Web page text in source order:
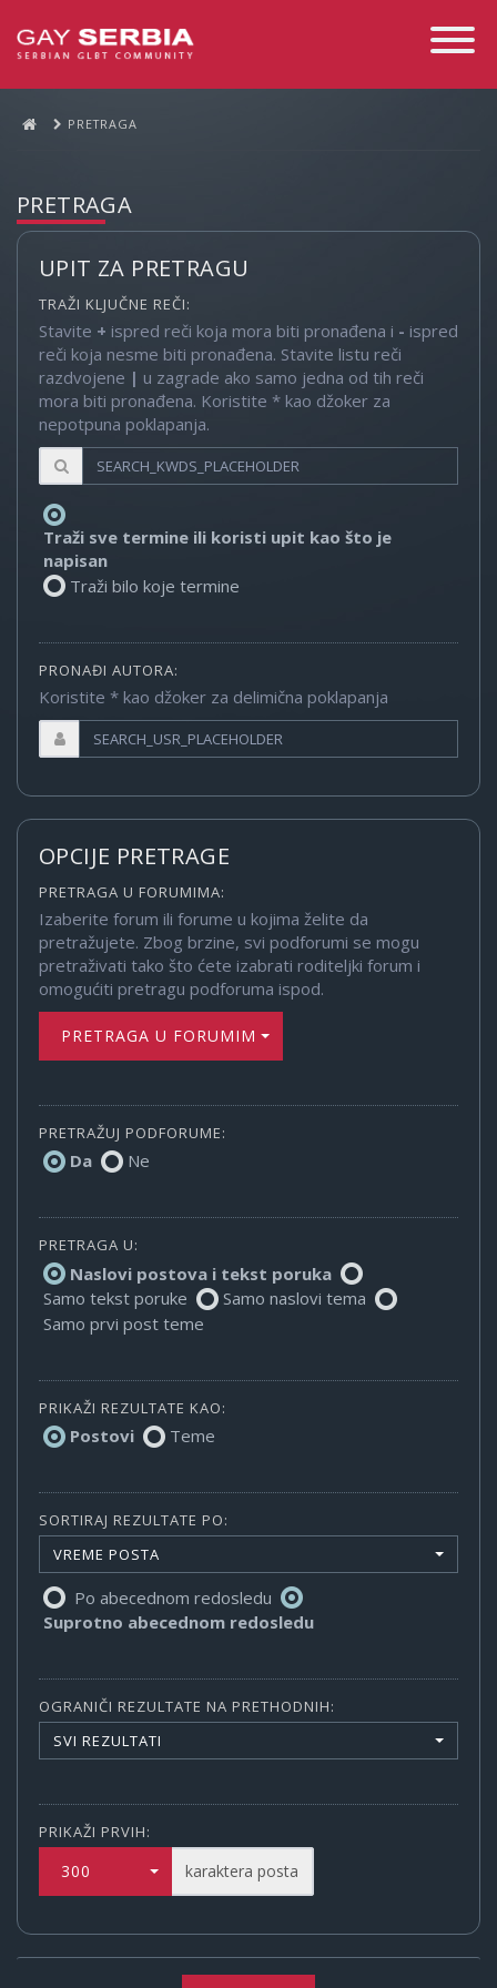
Toggle
PRETRAGA
PRETRAGA
UPIT ZA PRETRAGU
TRAŽI KLJUČNE REČI:
Stavite + ispred reči koja mora biti pronađena i - ispred
reči koja nesme biti pronađena. Stavite listu reči
razdvojene | u zagrade ako samo jedna od tih reči
mora biti pronađena. Koristite * kao džoker za
nepotpuna poklapanja.
Traži sve termine ili koristi upit kao što je
napisan
Traži bilo koje termine
PRONAĐI AUTORA:
Koristite * kao džoker za delimična poklapanja
OPCIJE PRETRAGE
PRETRAGA U FORUMIMA:
Izaberite forum ili forume u kojima želite da
pretražujete. Zbog brzine, svi podforumi se mogu
pretraživati tako što ćete izabrati roditeljki forum i
omogućiti pretragu podforuma ispod.
PRETRAGA U FORUMIMA
PRETRAŽUJ PODFORUME:
Da Ne
PRETRAGA U:
Naslovi postova i tekst poruka
Samo tekst poruke
Samo naslovi tema
Samo prvi post teme
PRIKAŽI REZULTATE KAO:
Postovi Teme
SORTIRAJ REZULTATE PO:
VREME POSTA
Po abecednom redosledu
Suprotno abecednom redosledu
OGRANIČI REZULTATE NA PRETHODNIH:
SVI REZULTATI
PRIKAŽI PRVIH:
300 karaktera posta